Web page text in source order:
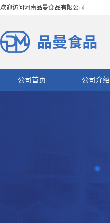
欢迎访问河南品曼食品有限公司
公司首页 公司介绍